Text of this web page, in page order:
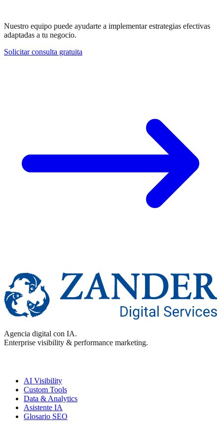
Nuestro equipo puede ayudarte a implementar estrategias efectivas
adaptadas a tu negocio.
Solicitar consulta gratuita
Agencia digital con IA.
Enterprise visibility & performance marketing.
AI Visibility
Custom Tools
Data & Analytics
Asistente IA
Glosario SEO